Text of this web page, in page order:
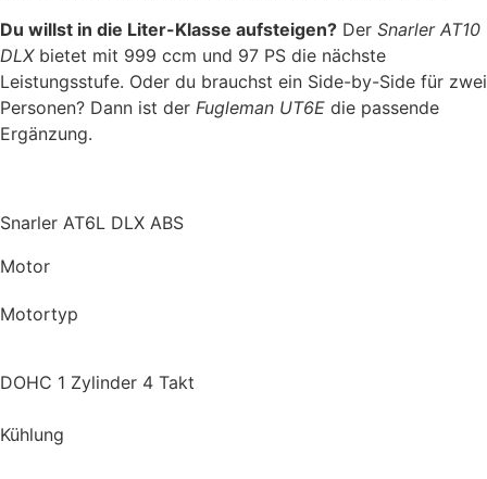
Du willst in die Liter-Klasse aufsteigen? Der Snarler AT10
DLXbietet mit 999 ccm und 97 PS die nächste
Leistungsstufe. Oder du brauchst ein Side-by-Side für zwei
Personen? Dann ist der Fugleman UT6E die passende
Ergänzung.
Snarler AT6L DLX ABS
Motor
Motortyp
DOHC 1 Zylinder 4 Takt
Kühlung